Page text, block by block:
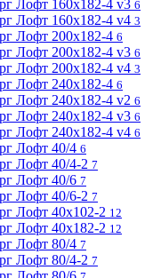
Лофт 160х182-4 v3 6
Лофт 160х182-4 v4 3
Лофт 200х182-4 6
Лофт 200х182-4 v3 6
Лофт 200х182-4 v4 3
Лофт 240х182-4 6
Лофт 240х182-4 v2 6
Лофт 240х182-4 v3 6
Лофт 240х182-4 v4 6
Лофт 40/4 6
Лофт 40/4-2 7
Лофт 40/6 7
Лофт 40/6-2 7
Лофт 40х102-2 12
Лофт 40х182-2 12
Лофт 80/4 7
Лофт 80/4-2 7